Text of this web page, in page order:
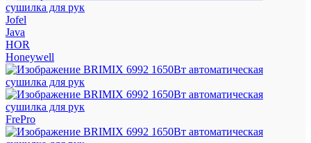
Jofel
Java
HOR
Honeywell
FrePro